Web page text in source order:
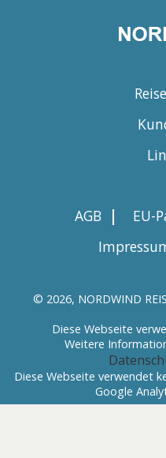
AGB | EU-
© 2026, NORDWIND
Diese Webseite
Weitere
Diese Webseite verwendet
Google